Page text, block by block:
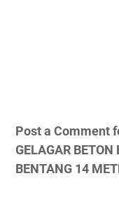
Post a Comment
GELAGAR BETON
BENTANG 14